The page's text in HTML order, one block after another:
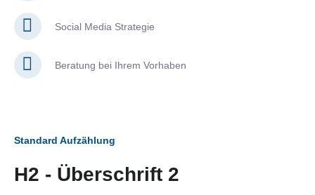
Social Media Strategie
Beratung bei Ihrem Vorhaben
Standard Aufzählung
H2 - Überschrift 2